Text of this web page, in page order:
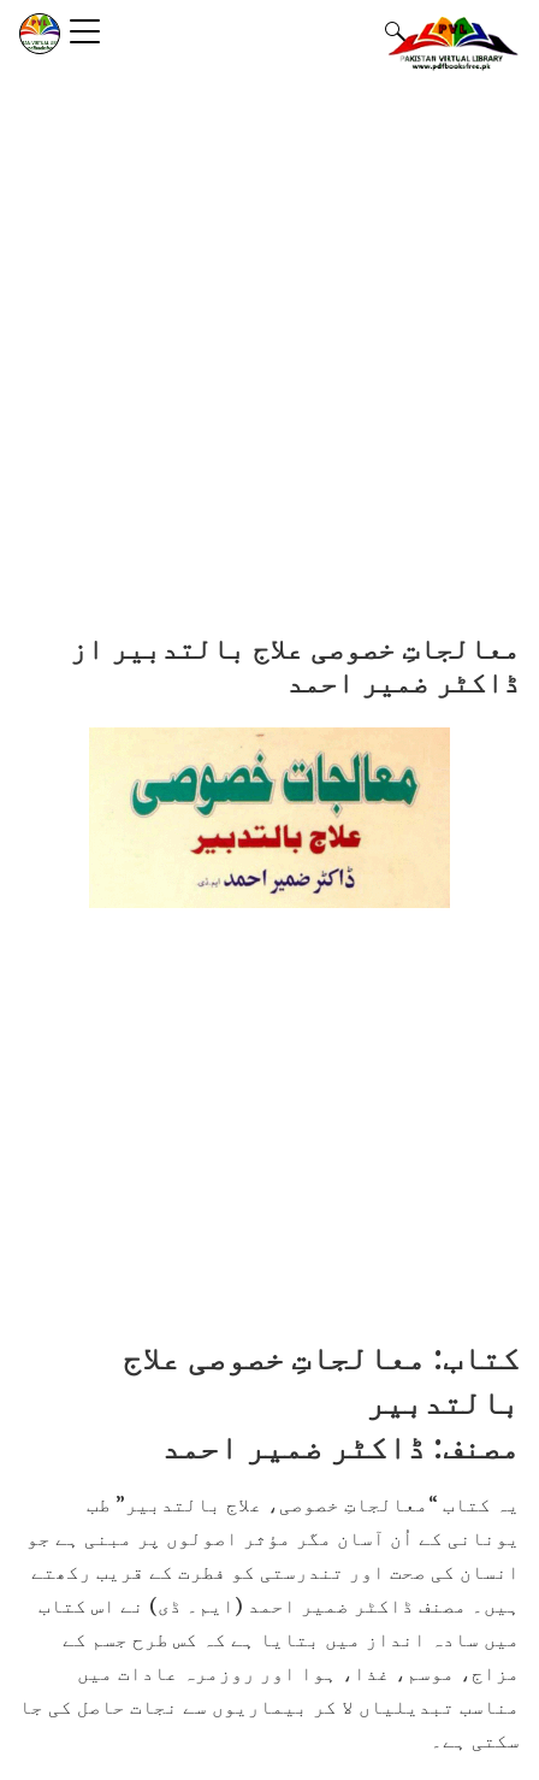
معالجاتِ خصوصی علاج بالتدبیر از
ڈاکٹر ضمیر احمد
کتاب: معالجاتِ خصوصی علاج
بالتدبیر
مصنف: ڈاکٹر ضمیر احمد
یہ کتاب “معالجاتِ خصوصی، علاج بالتدبیر” طب
یونانی کے اُن آسان مگر مؤثر اصولوں پر مبنی ہے جو
انسان کی صحت اور تندرستی کو فطرت کے قریب رکھتے
ہیں۔ مصنف ڈاکٹر ضمیر احمد (ایم۔ ڈی) نے اس کتاب
میں سادہ انداز میں بتایا ہے کہ کس طرح جسم کے
مزاج، موسم، غذا، ہوا اور روزمرہ عادات میں
مناسب تبدیلیاں لا کر بیماریوں سے نجات حاصل کی جا
سکتی ہے۔